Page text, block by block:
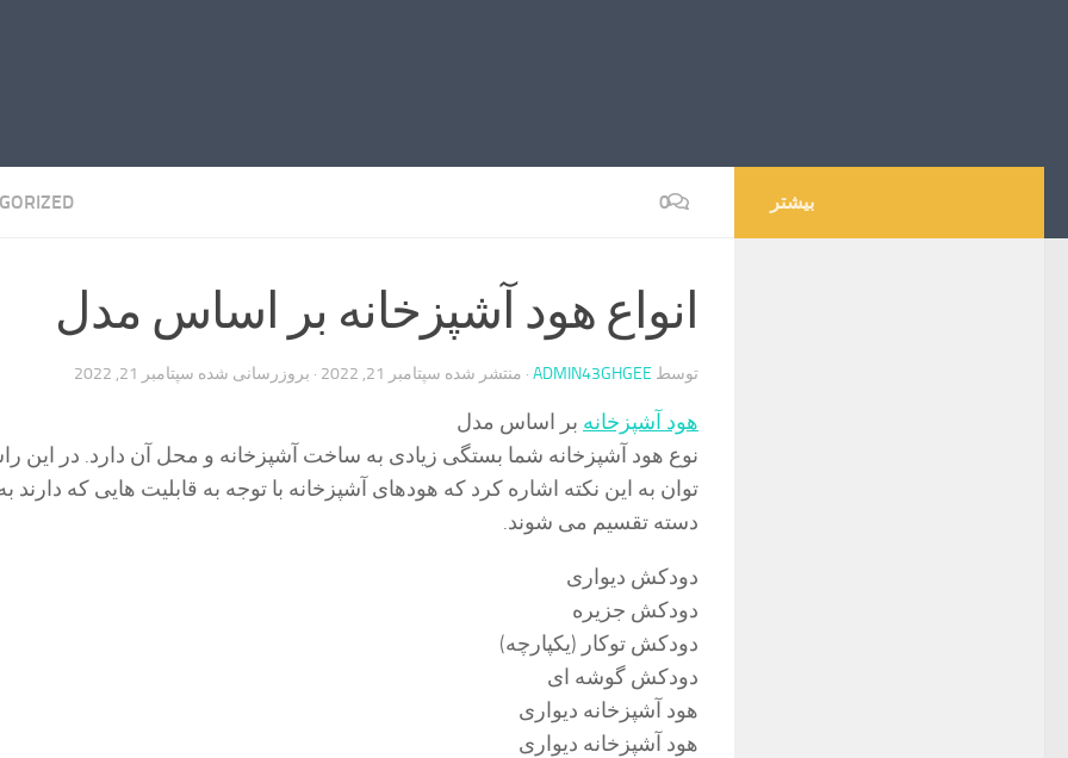
0
انواع هود آشپزخانه بر اساس مدل
توسط ADMIN43GHGEE · منتشر شده سپتامبر 21, 2022 · بروزرسانی شده سپتامبر 21, 2022
هود آشپزخانه بر اساس مدل
نوع هود آشپزخانه شما بستگی زیادی به ساخت آشپزخانه و محل آن دارد. در این
دسته تقسیم می شوند.
دودکش دیواری
دودکش جزیره
دودکش توکار (یکپارچه)
دودکش گوشه ای
هود آشپزخانه دیواری
هود آشپزخانه دیواری
بیشتر